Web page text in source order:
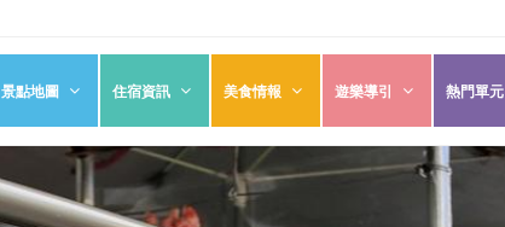
景點地圖 住宿資訊 美食情報 遊樂導引 熱門單元